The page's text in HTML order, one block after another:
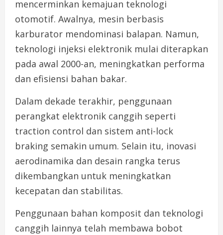
mencerminkan kemajuan teknologi
otomotif. Awalnya, mesin berbasis
karburator mendominasi balapan. Namun,
teknologi injeksi elektronik mulai diterapkan
pada awal 2000-an, meningkatkan performa
dan efisiensi bahan bakar.
Dalam dekade terakhir, penggunaan
perangkat elektronik canggih seperti
traction control dan sistem anti-lock
braking semakin umum. Selain itu, inovasi
aerodinamika dan desain rangka terus
dikembangkan untuk meningkatkan
kecepatan dan stabilitas.
Penggunaan bahan komposit dan teknologi
canggih lainnya telah membawa bobot